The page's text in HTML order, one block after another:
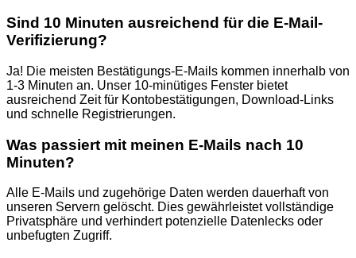
Sind 10 Minuten ausreichend für die E-Mail-
Verifizierung?
Ja! Die meisten Bestätigungs-E-Mails kommen innerhalb von
1-3 Minuten an. Unser 10-minütiges Fenster bietet
ausreichend Zeit für Kontobestätigungen, Download-Links
und schnelle Registrierungen.
Was passiert mit meinen E-Mails nach 10
Minuten?
Alle E-Mails und zugehörige Daten werden dauerhaft von
unseren Servern gelöscht. Dies gewährleistet vollständige
Privatsphäre und verhindert potenzielle Datenlecks oder
unbefugten Zugriff.